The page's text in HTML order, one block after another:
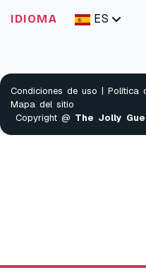
IDIOMA ES
Condiciones de uso | Política
Mapa del sitio
Copyright @ The Jolly